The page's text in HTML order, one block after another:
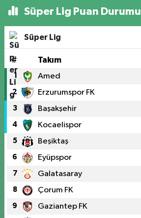
Süper Lig Puan Durumu
Süper Lig
# Takım
1 Amed
2 Erzurumspor FK
3 Başakşehir
4 Kocaelispor
5 Beşiktaş
6 Eyüpspor
7 Galatasaray
8 Çorum FK
9 Gaziantep FK